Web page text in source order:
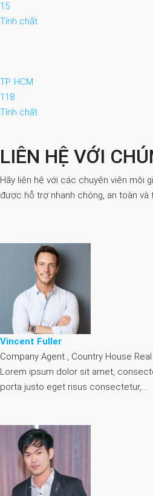
15
Tính chất
TP. HCM
118
Tính chất
LIÊN HỆ VỚI
Hãy liên hệ với các chuyên viên môi
được hỗ trợ nhanh chóng, an toàn và
Vincent Fuller
Company Agent , Country House
Lorem ipsum dolor sit amet,
porta justo eget risus consectetur,…